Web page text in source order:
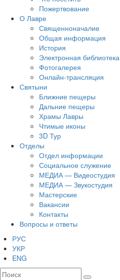
Пожертвование
О Лавре
Священноначалие
Общая информация
История
Электронная библиотека
Фотогалерея
Онлайн-трансляция
Святыни
Ближние пещеры
Дальние пещеры
Храмы Лавры
Чтимые иконы
3D Тур
Отделы
Отдел информации
Социальное служение
МЕДИА — Видеостудия
МЕДИА — Звукостудия
Мастерские
Вакансии
Контакты
Вопросы и ответы
РУС
УКР
ENG